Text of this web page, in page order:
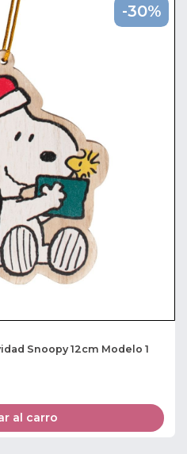
-30%
Snoopy 12cm Modelo 1
al carro